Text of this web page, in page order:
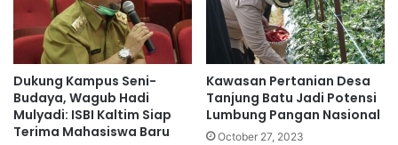
Dukung Kampus Seni-
Budaya, Wagub Hadi
Mulyadi: ISBI Kaltim Siap
Terima Mahasiswa Baru
Kawasan Pertanian Desa
Tanjung Batu Jadi Potensi
Lumbung Pangan Nasional
October 27, 2023